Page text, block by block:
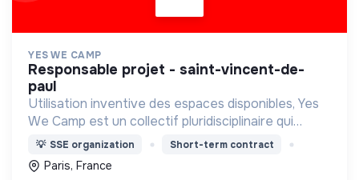
YES WE CAMP
responsable projet - saint-vincent-de-
paul
Utilisation inventive des espaces disponibles, Yes
We Camp est un collectif pluridisciplinaire qui
œuvre, depuis 2013, à l’activation et la gestion
coopérative d’espaces urbains vacants.
💡 SSE organization Short-term contract
Paris, France